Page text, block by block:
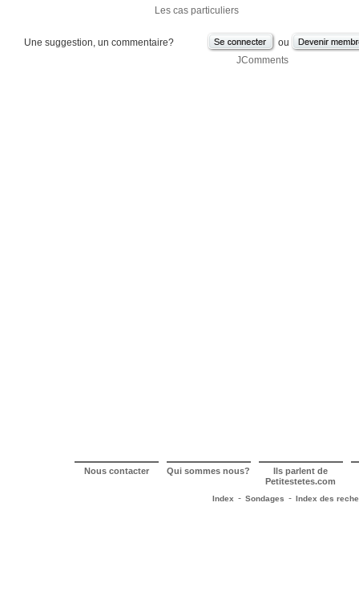
Les cas particuliers
Une suggestion, un commentaire?
ou
JComments
Nous contacter Qui sommes nous? Ils parlent de
Petitestetes.com
Index - Sondages - Index des